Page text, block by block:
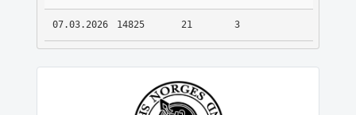
07.03.2026 14825 21 3